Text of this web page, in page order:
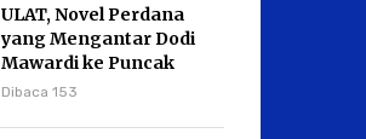
ULAT, Novel Perdana
yang Mengantar Dodi
Mawardi ke Puncak
Karier Kepenulisan
Dibaca 153